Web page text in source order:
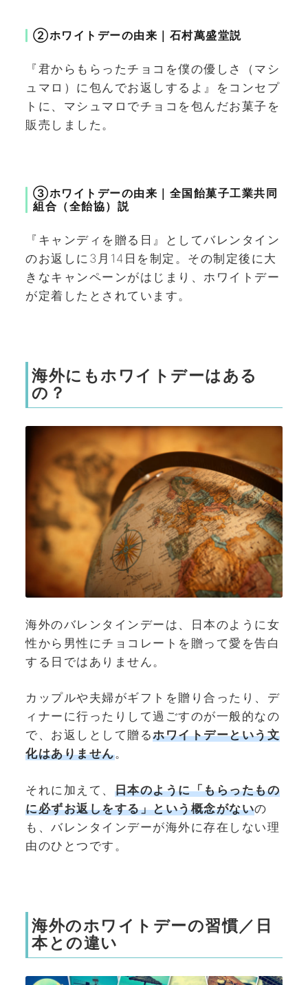
②ホワイトデーの由来｜石村萬盛堂説
『君からもらったチョコを僕の優しさ（マシ
ュマロ）に包んでお返しするよ』をコンセプ
トに、マシュマロでチョコを包んだお菓子を
販売しました。
③ホワイトデーの由来｜全国飴菓子工業共同
組合（全飴協）説
『キャンディを贈る日』としてバレンタイン
のお返しに3月14日を制定。その制定後に大
きなキャンペーンがはじまり、ホワイトデー
が定着したとされています。
海外にもホワイトデーはある
の？
海外のバレンタインデーは、日本のように女
性から男性にチョコレートを贈って愛を告白
する日ではありません。
カップルや夫婦がギフトを贈り合ったり、デ
ィナーに行ったりして過ごすのが一般的なの
で、お返しとして贈るホワイトデーという文
化はありません。
それに加えて、 日本のように「もらったもの
に必ずお返しをする」という概念がないの
も、バレンタインデーが海外に存在しない理
由のひとつです。
海外のホワイトデーの習慣／日
本との違い